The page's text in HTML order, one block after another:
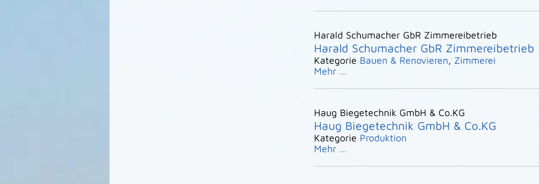
Harald Schumacher GbR Zimmereibetrieb
Harald Schumacher GbR Zimmereibetrieb
Kategorie Bauen & Renovieren, Zimmerei
Mehr …
Haug Biegetechnik GmbH & Co.KG
Haug Biegetechnik GmbH & Co.KG
Kategorie Produktion
Mehr …